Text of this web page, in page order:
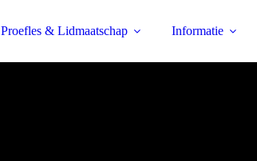
Proefles & Lidmaatschap Informatie